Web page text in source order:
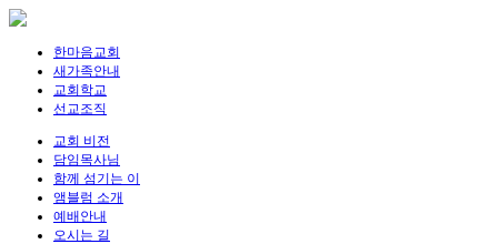
한마음교회
새가족안내
교회학교
선교조직
교회 비전
담임목사님
함께 섬기는 이
앰블럼 소개
예배안내
오시는 길